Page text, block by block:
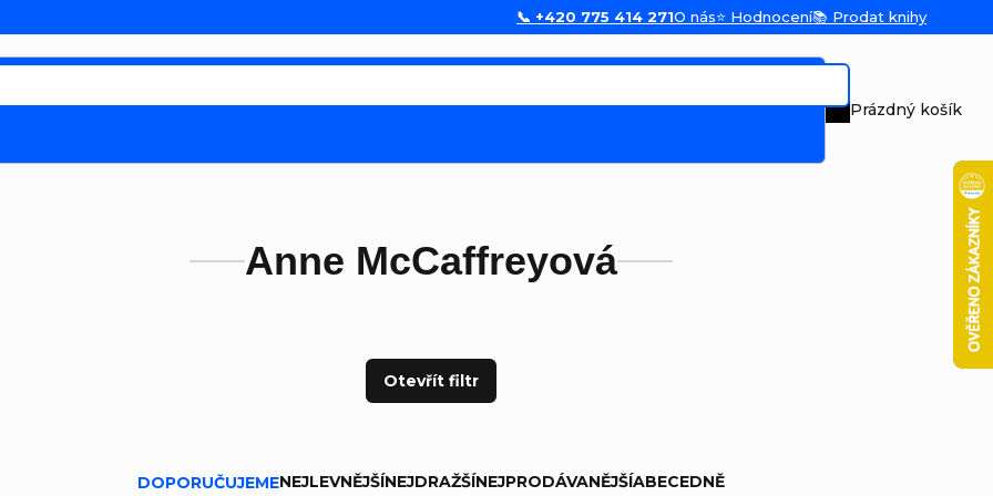
📞 +420 775 414 271O nás⭐ Hodnocení📚 Prodat knihy
Nákupní
Prázdný košík
Anne McCaffreyová
Otevřít filtr
produktů
DOPORUČUJEMENEJLEVNĚJŠÍNEJDRAŽŠÍNEJPRODÁVANĚJŠÍABECEDNĚ